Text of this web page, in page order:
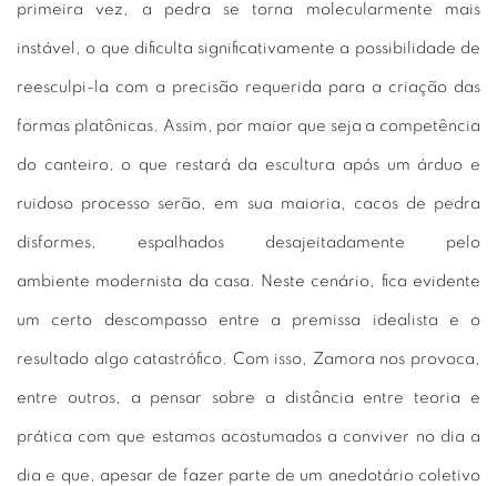
primeira vez, a pedra se torna molecularmente mais
instável, o que dificulta significativamente a possibilidade de
reesculpi-la com a precisão requerida para a criação das
formas platônicas. Assim, por maior que seja a competência
do canteiro, o que restará da escultura após um árduo e
ruidoso processo serão, em sua maioria, cacos de pedra
disformes, espalhados desajeitadamente pelo
ambiente modernista da casa. Neste cenário, fica evidente
um certo descompasso entre a premissa idealista e o
resultado algo catastrófico. Com isso, Zamora nos provoca,
entre outros, a pensar sobre a distância entre teoria e
prática com que estamos acostumados a conviver no dia a
dia e que, apesar de fazer parte de um anedotário coletivo